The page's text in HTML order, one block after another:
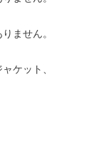
ません。
ケット、